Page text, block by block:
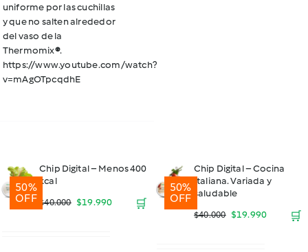
uniforme por las cuchillas
y que no salten alrededor
del vaso de la
Thermomix®.
https://www.youtube.com/watch?
v=mAgOTpcqdhE
50%
OFF
Chip Digital – Menos 400
kcal
$40.000 El
$19.990El 🛒
50%
OFF
Chip Digital – Cocina
Italiana. Variada y
saludable
$40.000 El
$19.990El 🛒